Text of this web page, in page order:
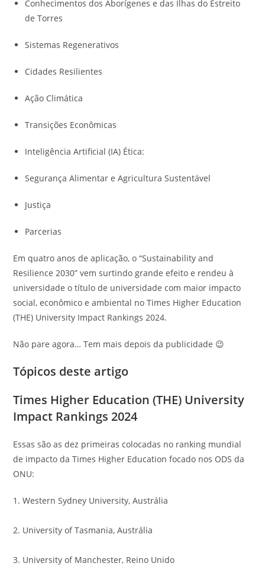
Conhecimentos dos Aborígenes e das Ilhas do Estreito
de Torres
Sistemas Regenerativos
Cidades Resilientes
Ação Climática
Transições Econômicas
Inteligência Artificial (IA) Ética:
Segurança Alimentar e Agricultura Sustentável
Justiça
Parcerias
Em quatro anos de aplicação, o “Sustainability and
Resilience 2030” vem surtindo grande efeito e rendeu à
universidade o título de universidade com maior impacto
social, econômico e ambiental no Times Higher Education
(THE) University Impact Rankings 2024.
Não pare agora… Tem mais depois da publicidade 😉
Tópicos deste artigo
Times Higher Education (THE) University
Impact Rankings 2024
Essas são as dez primeiras colocadas no ranking mundial
de impacto da Times Higher Education focado nos ODS da
ONU:
1. Western Sydney University, Austrália
2. University of Tasmania, Austrália
3. University of Manchester, Reino Unido